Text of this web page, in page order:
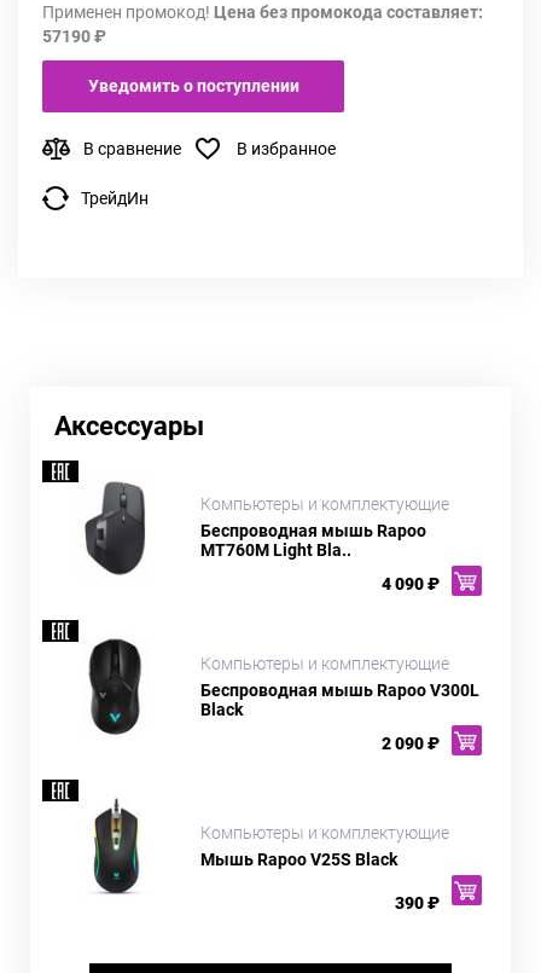
Применен промокод! Цена без промокода составляет:
57190 ₽
Уведомить о поступлении
В сравнение В избранное
ТрейдИн
Аксессуары
Компьютеры и комплектующие
Беспроводная мышь Rapoo
MT760M Light Bla..
4 090 ₽
Компьютеры и комплектующие
Беспроводная мышь Rapoo V300L
Black
2 090 ₽
Компьютеры и комплектующие
Мышь Rapoo V25S Black
390 ₽